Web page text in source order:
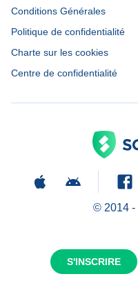
S'INSCRIRE
Conditions Générales
Politique de confidentialité
Charte sur les cookies
Centre de confidentialité
© 2014 -